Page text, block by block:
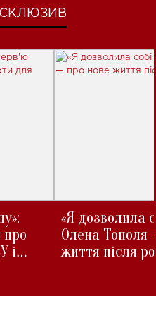
і
«Я дозволила
Олена Тополя
життя після